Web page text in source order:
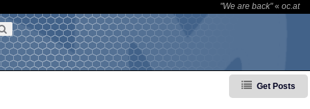
"We are back"« oc.at
Get Posts